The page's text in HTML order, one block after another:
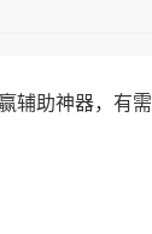
辅助神器，有需